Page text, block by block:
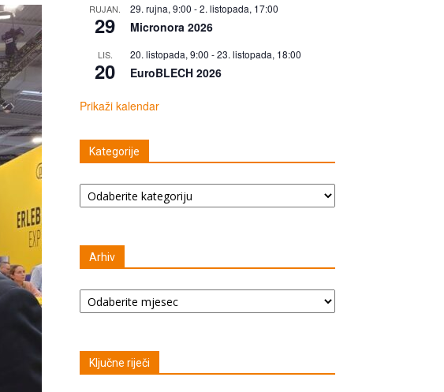
RUJAN.
29
29. rujna, 9:00 -2. listopada, 17:00
Micronora 2026
LIS.
20
20. listopada, 9:00 -23. listopada, 18:00
EuroBLECH 2026
Prikaži kalendar
Kategorije
Kategorije
Arhiv
Arhiv
Ključne riječi